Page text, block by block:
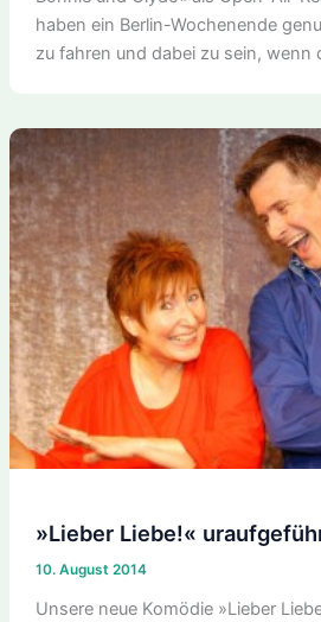
haben ein Berlin-Wochenende
zu fahren und dabei zu sein, wenn
»Lieber Liebe!«
10. August 2014
Unsere neue Komödie »Lieber